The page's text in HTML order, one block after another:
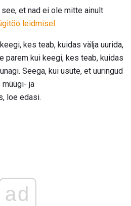
et nad ei ole mitte ainult
leidmisel.
kes teab, kuidas välja uurida,
parem kui keegi, kes teab, kuidas
Seega, kui usute, et uuringud
ja
loe edasi.
ad